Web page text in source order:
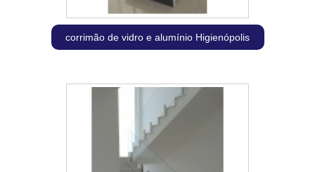
corrimão de vidro e alumínio Higienópolis